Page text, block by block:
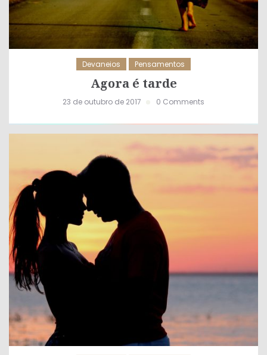
Devaneios Pensamentos
Agora é tarde
23 de outubro de 2017 0 Comments